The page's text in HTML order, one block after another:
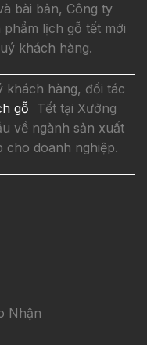
bài bản, Công ty
lịch gỗ tết mới
khách hàng.
khách hàng, đối tác
gỗ
Tết tại Xưởng
về ngành sản xuất
cho doanh nghiệp.
Nhận